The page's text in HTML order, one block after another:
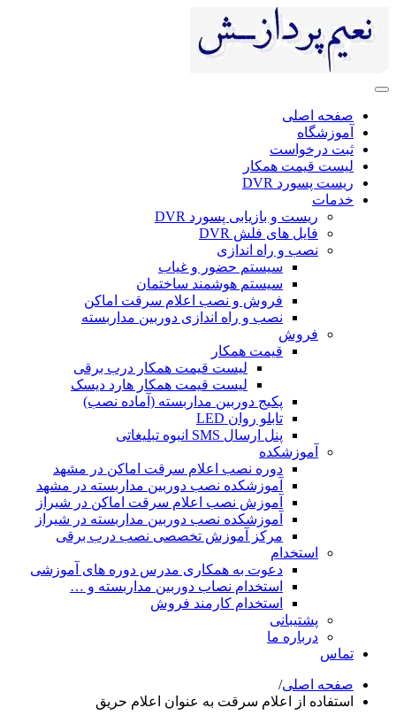
صفحه اصلی
آموزشگاه
ثبت درخواست
لیست قیمت همکار
ریست پسورد DVR
خدمات
ریست و بازیابی پسورد DVR
فایل های فلش DVR
نصب و راه اندازی
سیستم حضور و غیاب
سیستم هوشمند ساختمان
فروش و نصب اعلام سرقت اماکن
نصب و راه اندازی دوربین مداربسته
فروش
قیمت همکار
لیست قیمت همکار درب برقی
لیست قیمت همکار هارد دیسک
پکیج دوربین مداربسته (آماده نصب)
تابلو روان LED
پنل ارسال SMS انبوه تبلیغاتی
آموزشکده
دوره نصب اعلام سرقت اماکن در مشهد
آموزشکده نصب دوربین مداربسته در مشهد
آموزش نصب اعلام سرقت اماکن در شیراز
آموزشکده نصب دوربین مداربسته در شیراز
مرکز آموزش تخصصی نصب درب برقی
استخدام
دعوت به همکاری مدرس دوره های آموزشی
استخدام نصاب دوربین مداربسته و …
استخدام کارمند فروش
پشتیبانی
درباره ما
تماس
صفحه اصلی/
استفاده از اعلام سرقت به عنوان اعلام حریق